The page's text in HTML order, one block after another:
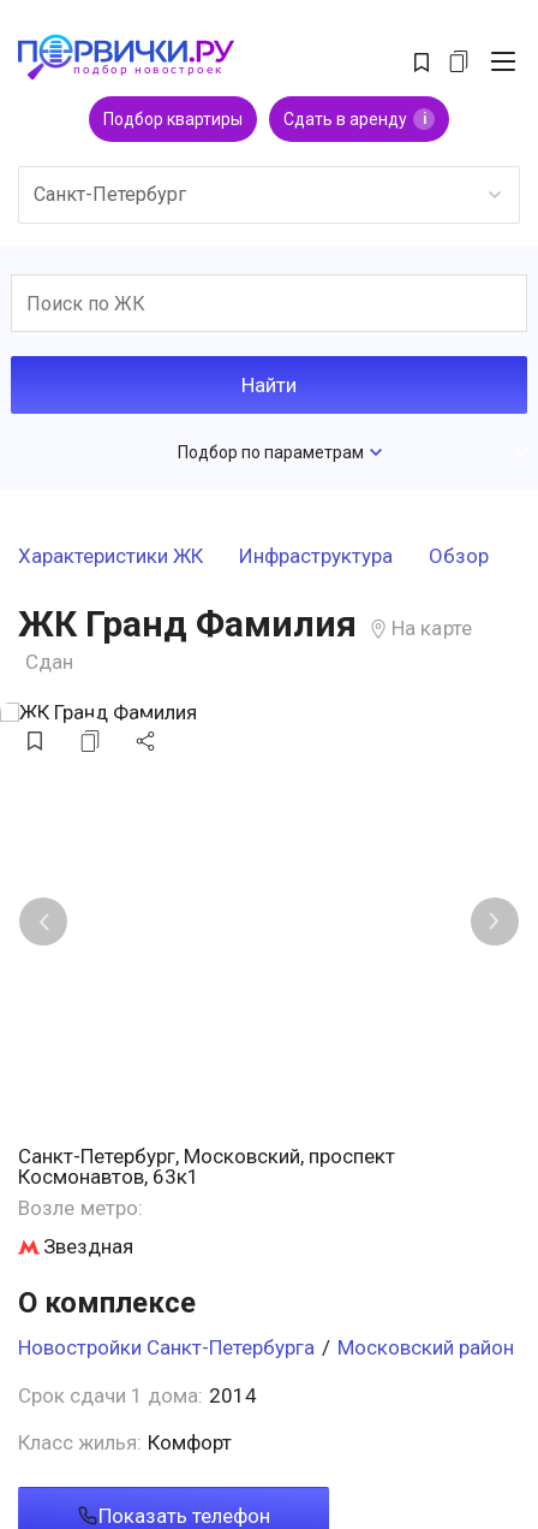
Подбор квартиры Сдать в аренду i
Санкт-Петербург
Подбор по параметрам
Характеристики ЖК Инфраструктура Обзор
ЖК Гранд Фамилия
На карте
Сдан
Санкт-Петербург, Московский, проспект
Космонавтов, 63к1
Возле метро:
Звездная
О комплексе
Новостройки Санкт-Петербурга / Московский район
Срок сдачи 1 дома: 2014
Класс жилья: Комфорт
Показать телефон